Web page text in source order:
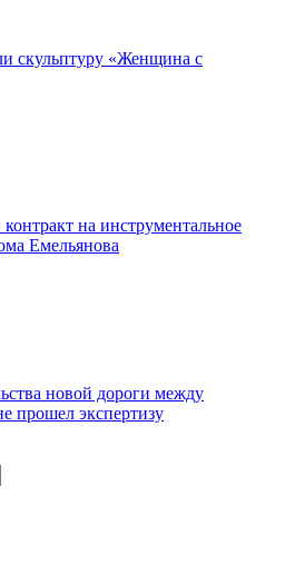
скульптуру «Женщина с
на инструментальное
Емельянова
новой дороги между
прошел экспертизу